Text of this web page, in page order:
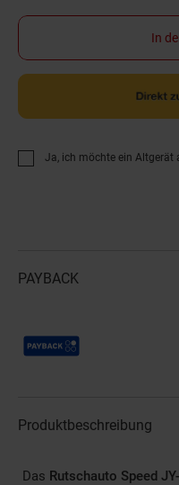
In
Ja, ich möchte ein Altgerät
PAYBACK
Payback Punkte
Produktbeschreibung
Das Rutschauto Speed